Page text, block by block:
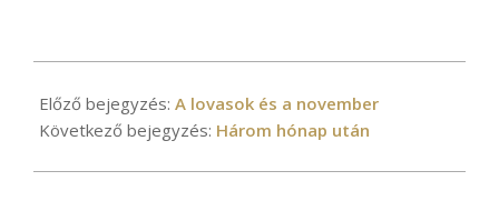
11-
11
Előző bejegyzés: A lovasok és a november
Következő bejegyzés: Három hónap után